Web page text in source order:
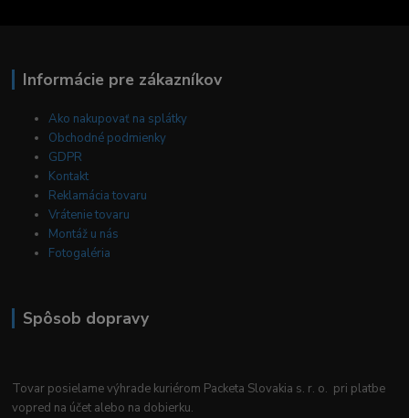
Informácie pre zákazníkov
Ako nakupovať na splátky
Obchodné podmienky
GDPR
Kontakt
Reklamácia tovaru
Vrátenie tovaru
Montáž u nás
Fotogaléria
Spôsob dopravy
Tovar posielame výhrade kuriérom Packeta Slovakia s. r. o. pri platbe
vopred na účet alebo na dobierku.